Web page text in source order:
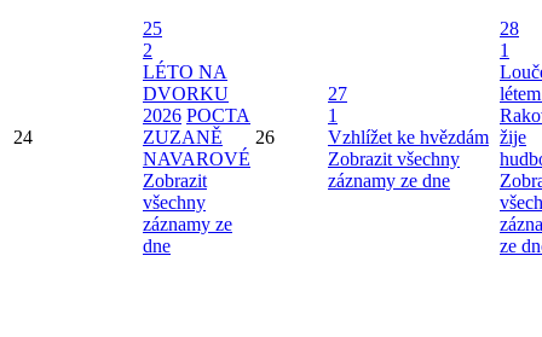
24
25
2
LÉTO NA
DVORKU
2026 POCTA
ZUZANĚ
NAVAROVÉ
Zobrazit
všechny
záznamy ze
dne
26
27
1
Vzhlížet ke hvězdám
Zobrazit všechny
záznamy ze dne
28
1
žije
ze